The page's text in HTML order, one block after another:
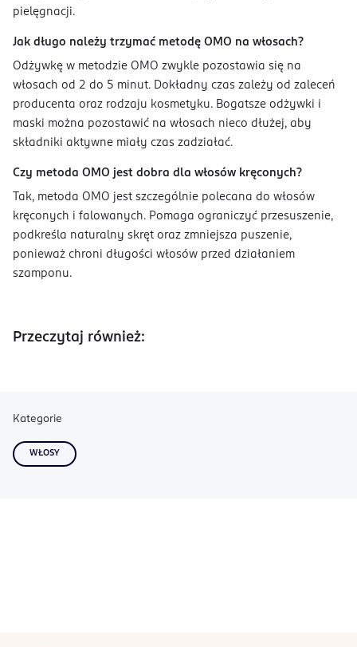
pielęgnacji.
Jak długo należy trzymać metodę OMO na włosach?
Odżywkę w metodzie OMO zwykle pozostawia się na
włosach od 2 do 5 minut. Dokładny czas zależy od zaleceń
producenta oraz rodzaju kosmetyku. Bogatsze odżywki i
maski można pozostawić na włosach nieco dłużej, aby
składniki aktywne miały czas zadziałać.
Czy metoda OMO jest dobra dla włosów kręconych?
Tak, metoda OMO jest szczególnie polecana do włosów
kręconych i falowanych. Pomaga ograniczyć przesuszenie,
podkreśla naturalny skręt oraz zmniejsza puszenie,
ponieważ chroni długości włosów przed działaniem
szamponu.
Przeczytaj również:
Kategorie
WŁOSY